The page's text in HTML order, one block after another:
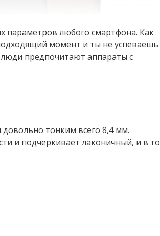
любого смартфона. Как
момент и ты не успеваешь
предпочитают аппараты с
тонким всего 8,4 мм.
и подчеркивает лаконичный, и в то